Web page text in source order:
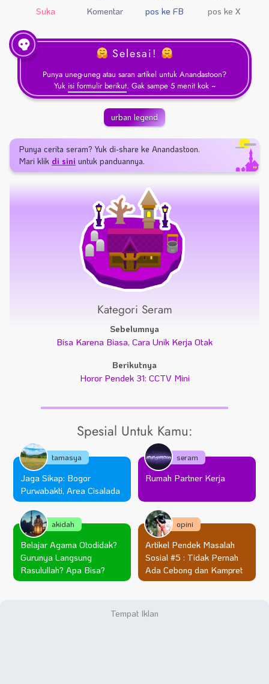
Suka Komentar pos ke FB pos ke X
Selesai!
Punya uneg-uneg atau saran artikel untuk Anandastoon?
Yuk isi formulir berikut. Gak sampe 5 menit kok ~
urban legend
Punya cerita seram? Yuk di-share ke Anandastoon.
Mari klik di sini untuk panduannya.
Kategori Seram
Sebelumnya
Bisa Karena Biasa, Cara Unik Kerja Otak
Berikutnya
Horor Pendek 31: CCTV Mini
Spesial Untuk Kamu:
Jaga Sikap: Bogor
Purwabakti, Area Cisalada
tamasya
Rumah Partner Kerja
seram
Belajar Agama Otodidak?
Gurunya Langsung
Rasulullah? Apa Bisa?
akidah
Artikel Pendek Masalah
Sosial #5 : Tidak Pernah
Ada Cebong dan Kampret
opini